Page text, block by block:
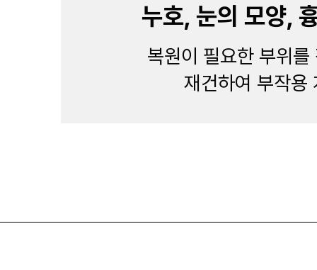
누호, 눈의 모양,
복원이 필요한 부위를
재건하여 부작용